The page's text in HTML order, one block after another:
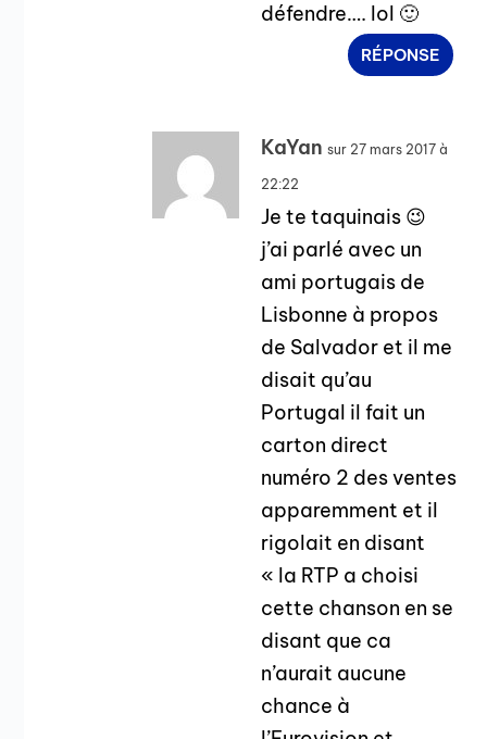
défendre…. lol 🙂
RÉPONSE
KaYan sur 27 mars 2017 à
22:22
Je te taquinais 😉
j’ai parlé avec un
ami portugais de
Lisbonne à propos
de Salvador et il me
disait qu’au
Portugal il fait un
carton direct
numéro 2 des ventes
apparemment et il
rigolait en disant
« la RTP a choisi
cette chanson en se
disant que ca
n’aurait aucune
chance à